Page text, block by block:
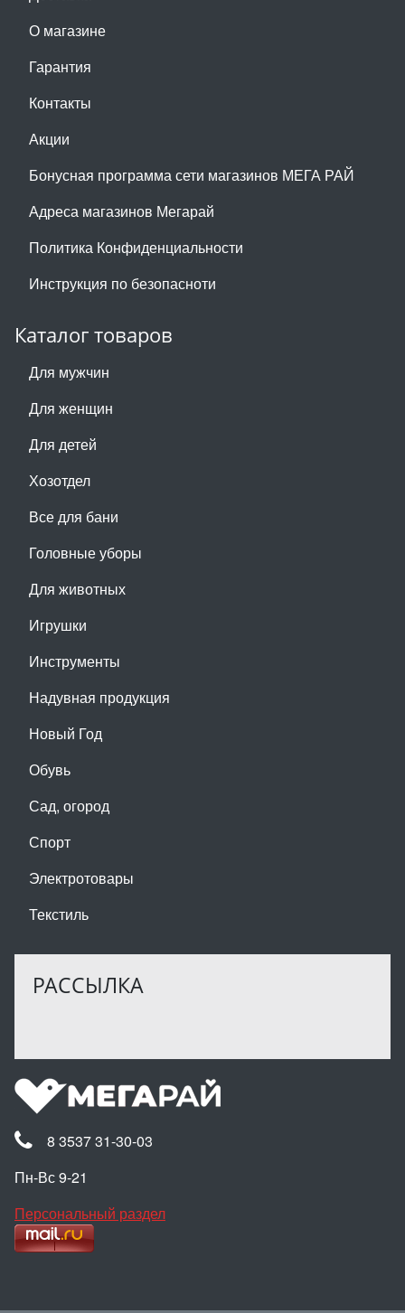
О магазине
Гарантия
Контакты
Акции
Бонусная программа сети магазинов МЕГА РАЙ
Адреса магазинов Мегарай
Политика Конфиденциальности
Инструкция по безопасноти
Каталог товаров
Для мужчин
Для женщин
Для детей
Хозотдел
Все для бани
Головные уборы
Для животных
Игрушки
Инструменты
Надувная продукция
Новый Год
Обувь
Сад, огород
Спорт
Электротовары
Текстиль
РАССЫЛКА
8 3537 31-30-03
Пн-Вс 9-21
Персональный раздел